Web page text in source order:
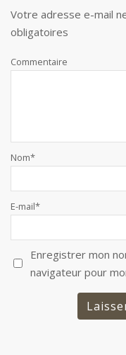
Votre adresse e-mail
obligatoires
Commentaire
Nom*
E-mail*
Enregistrer mon
navigateur pour